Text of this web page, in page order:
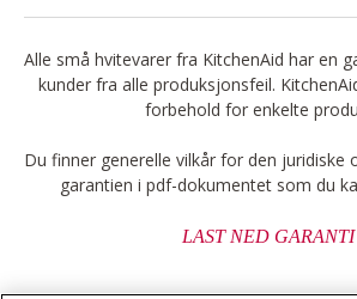
Alle små hvitevarer fra KitchenAid har en
kunder fra alle produksjonsfeil.
forbehold for enkelte
Du finner generelle vilkår for den juridiske
garantien i pdf-dokumentet som du
LAST NED GARANTI